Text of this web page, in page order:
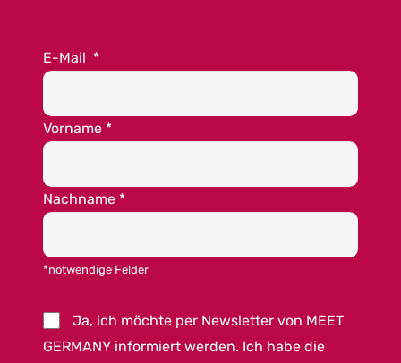
E-Mail *
Vorname *
Nachname *
*notwendige Felder
Ja, ich möchte per Newsletter von MEET
GERMANY informiert werden. Ich habe die